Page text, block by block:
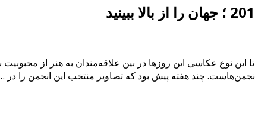
این نوع عکاسی این روزها در بین علاقه‌مندان به هنر از